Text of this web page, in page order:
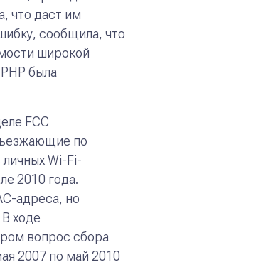
что даст им
сообщила, что
широкой
была
FCC
по
Wi-Fi-
2010 года.
адреса, но
ходе
вопрос сбора
2007 по май 2010